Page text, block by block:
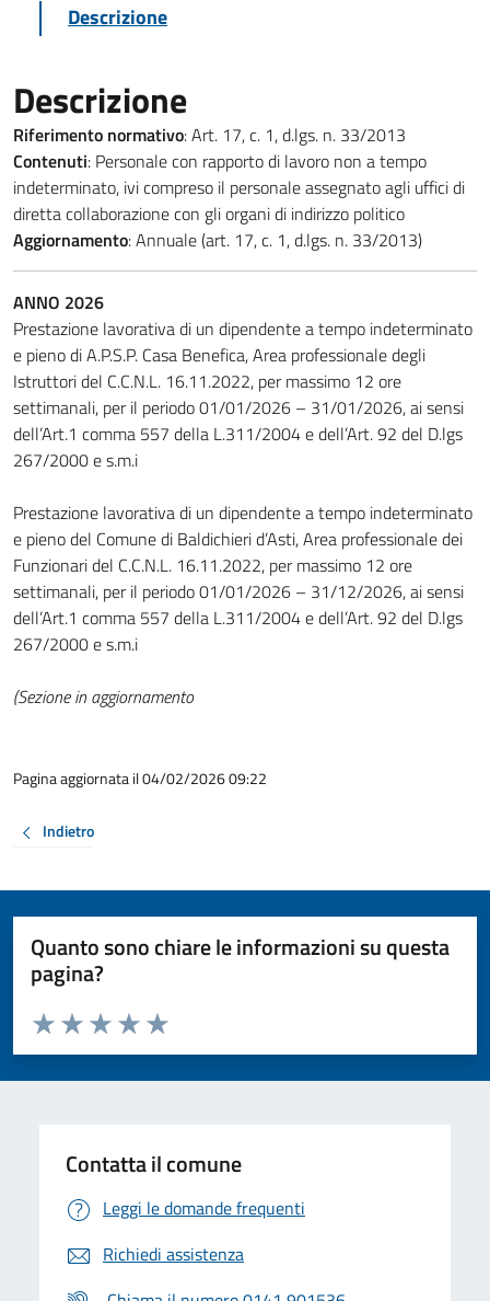
Descrizione
Descrizione
Riferimento normativo: Art. 17, c. 1, d.lgs. n. 33/2013
Contenuti: Personale con rapporto di lavoro non a tempo
indeterminato, ivi compreso il personale assegnato agli uffici di
diretta collaborazione con gli organi di indirizzo politico
Aggiornamento: Annuale (art. 17, c. 1, d.lgs. n. 33/2013)
ANNO 2026
Prestazione lavorativa di un dipendente a tempo indeterminato
e pieno di A.P.S.P. Casa Benefica, Area professionale degli
Istruttori del C.C.N.L. 16.11.2022, per massimo 12 ore
settimanali, per il periodo 01/01/2026 – 31/01/2026, ai sensi
dell’Art.1 comma 557 della L.311/2004 e dell’Art. 92 del D.lgs
267/2000 e s.m.i
Prestazione lavorativa di un dipendente a tempo indeterminato
e pieno del Comune di Baldichieri d’Asti, Area professionale dei
Funzionari del C.C.N.L. 16.11.2022, per massimo 12 ore
settimanali, per il periodo 01/01/2026 – 31/12/2026, ai sensi
dell’Art.1 comma 557 della L.311/2004 e dell’Art. 92 del D.lgs
267/2000 e s.m.i
(Sezione in aggiornamento
Pagina aggiornata il 04/02/2026 09:22
Indietro
Quanto sono chiare le informazioni su questa
pagina?
Valuta da 1 a 5 stelle la pagina
Valuta 5 stelle su 5
Valuta 4 stelle su 5
Valuta 3 stelle su 5
Valuta 2 stelle su 5
Valuta 1 stelle su 5
Contatta il comune
Leggi le domande frequenti
Richiedi assistenza